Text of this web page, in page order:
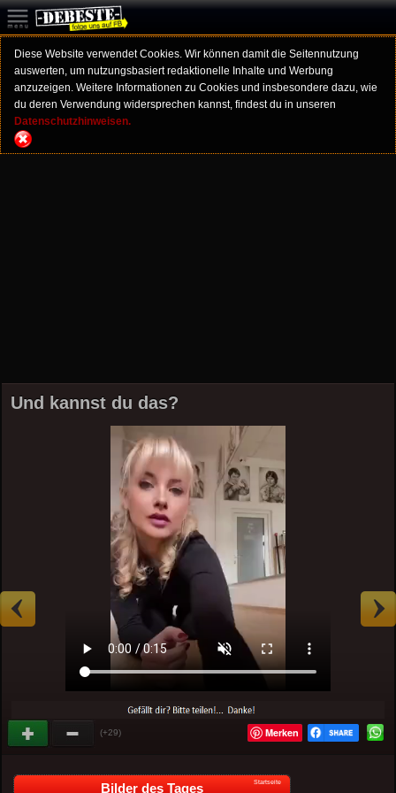
Diese Website verwendet Cookies. Wir können damit die Seitennutzung
auswerten, um nutzungsbasiert redaktionelle Inhalte und Werbung
anzuzeigen. Weitere Informationen zu Cookies und insbesondere dazu, wie
du deren Verwendung widersprechen kannst, findest du in unseren
Datenschutzhinweisen.
Und kannst du das?
(+29) Merken
Bilder des Tages Startseite